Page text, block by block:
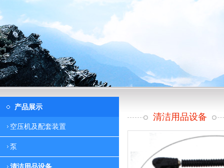
产品展示
空压机及配套装置
泵
清洁用品设备